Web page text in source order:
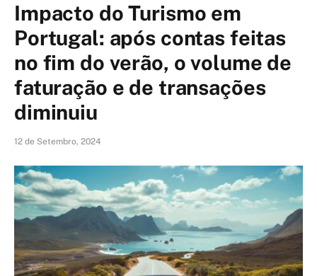
Impacto do Turismo em
Portugal: após contas feitas
no fim do verão, o volume de
faturação e de transações
diminuiu
12 de Setembro, 2024